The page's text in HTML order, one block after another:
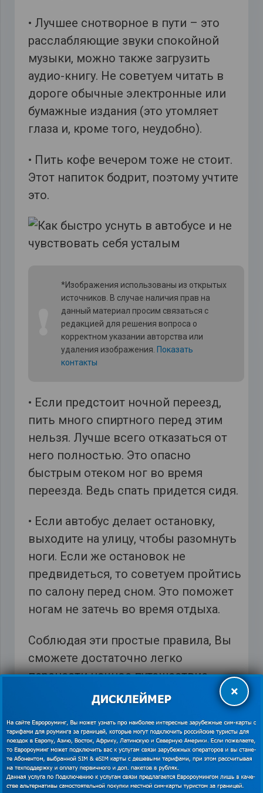
• Лучшее снотворное в пути – это
расслабляющие звуки спокойной
музыки, можно также загрузить
аудио-книгу. Не советуем читать в
дороге обычные электронные или
бумажные издания (это утомляет
глаза и, кроме того, неудобно).
• Пить кофе вечером тоже не стоит.
Этот напиток бодрит, поэтому учтите
это.
*Изображения использованы из открытых
источников. В случае наличия прав на
данный материал просим связаться с
редакцией для решения вопроса о
корректном указании авторства или
удаления изображения. Показать
контакты
• Если предстоит ночной переезд,
пить много спиртного перед этим
нельзя. Лучше всего отказаться от
него полностью. Это опасно
быстрым отеком ног во время
переезда. Ведь спать придется сидя.
• Если автобус делает остановку,
выходите на улицу, чтобы разомнуть
ноги. Если же остановок не
предвидеться, то советуем пройтись
по салону перед сном. Это поможет
ногам не затечь во время отдыха.
Соблюдая эти простые правила, Вы
сможете достаточно легко
перенести ночное путешествие,
сохранить бодрость и хорошее
автобусных турах можно на
https://euroaming.ru/category/na-
avtobuse-po-miru/.
×